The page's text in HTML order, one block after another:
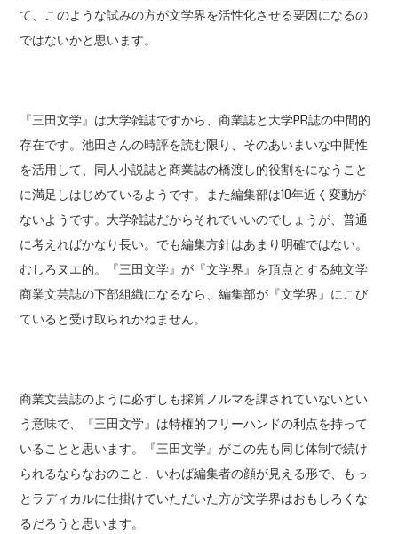
て、このような試みの方が文学界を活性化させる要因になるの
ではないかと思います。
『三田文学』は大学雑誌ですから、商業誌と大学PR誌の中間的
存在です。池田さんの時評を読む限り、そのあいまいな中間性
を活用して、同人小説誌と商業誌の橋渡し的役割をになうこと
に満足しはじめているようです。また編集部は10年近く変動が
ないようです。大学雑誌だからそれでいいのでしょうが、普通
に考えればかなり長い。でも編集方針はあまり明確ではない。
むしろヌエ的。『三田文学』が『文学界』を頂点とする純文学
商業文芸誌の下部組織になるなら、編集部が『文学界』にこび
ていると受け取られかねません。
商業文芸誌のように必ずしも採算ノルマを課されていないとい
う意味で、『三田文学』は特権的フリーハンドの利点を持って
いることと思います。『三田文学』がこの先も同じ体制で続け
られるならなおのこと、いわば編集者の顔が見える形で、もっ
とラディカルに仕掛けていただいた方が文学界はおもしろくな
るだろうと思います。